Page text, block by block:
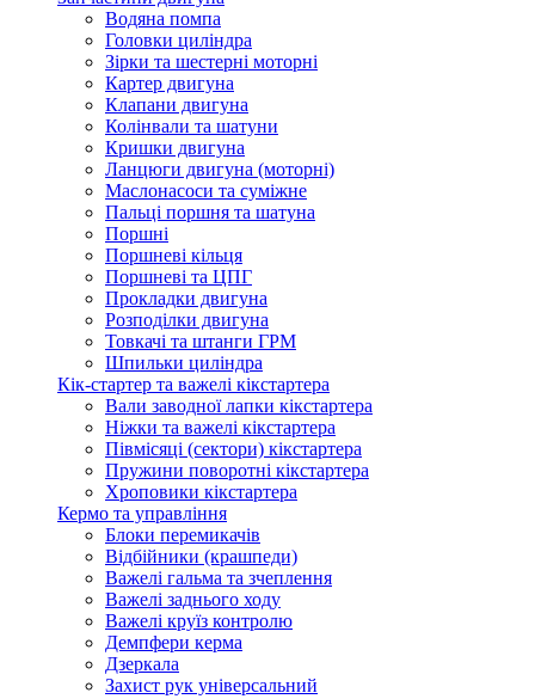
Водяна помпа
Головки циліндра
Зірки та шестерні моторні
Картер двигуна
Клапани двигуна
Колінвали та шатуни
Кришки двигуна
Ланцюги двигуна (моторні)
Маслонасоси та суміжне
Пальці поршня та шатуна
Поршні
Поршневі кільця
Поршневі та ЦПГ
Прокладки двигуна
Розподілки двигуна
Товкачі та штанги ГРМ
Шпильки циліндра
Кік-стартер та важелі кікстартера
Вали заводної лапки кікстартера
Ніжки та важелі кікстартера
Півмісяці (сектори) кікстартера
Пружини поворотні кікстартера
Хроповики кікстартера
Кермо та управління
Блоки перемикачів
Відбійники (крашпеди)
Важелі гальма та зчеплення
Важелі заднього ходу
Важелі круїз контролю
Демпфери керма
Дзеркала
Захист рук універсальний